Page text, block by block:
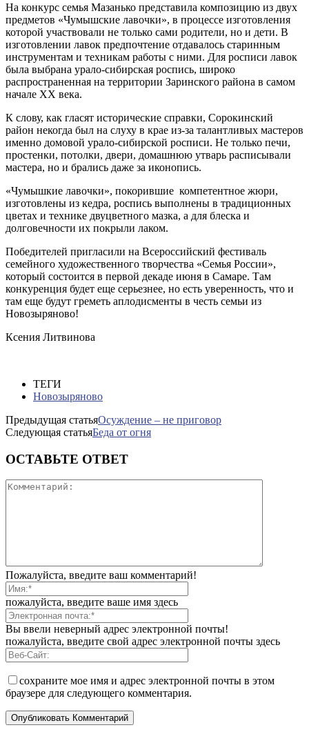
На конкурс семья Мазанько представила композицию из двух
предметов «Чумышские лавочки», в процессе изготовления
которой участвовали не только сами родители, но и дети. В
изготовлении лавок предпочтение отдавалось старинным
инструментам и техникам работы с ними. Для росписи лавок
была выбрана урало-сибирская роспись, широко
распространенная на территории Заринского района в самом
начале ХХ века.
К слову, как гласят исторические справки, Сорокинский
район некогда был на слуху в крае из-за талантливых мастеров
именно домовой урало-сибирской росписи. Не только печи,
простенки, потолки, двери, домашнюю утварь расписывали
мастера, но и брались даже за иконопись.
«Чумышкие лавочки», покорившие компетентное жюри,
изготовлены из кедра, роспись выполнены в традиционных
цветах и технике двуцветного мазка, а для блеска и
долговечности их покрыли лаком.
Победителей пригласили на Всероссийский фестиваль
семейного художественного творчества «Семья России»,
который состоится в первой декаде июня в Самаре. Там
конкуренция будет еще серьезнее, но есть уверенность, что и
там еще будут греметь аплодисменты в честь семьи из
Новозыряново!
Ксения Литвинова
ТЕГИ
Новозыряново
Предыдущая статьяОсуждение – не приговор
Следующая статьяБеда от огня
ОСТАВЬТЕ ОТВЕТ
Пожалуйста, введите ваш комментарий!
пожалуйста, введите ваше имя здесь
Вы ввели неверный адрес электронной почты!
пожалуйста, введите свой адрес электронной почты здесь
сохраните мое имя и адрес электронной почты в этом
браузере для следующего комментария.